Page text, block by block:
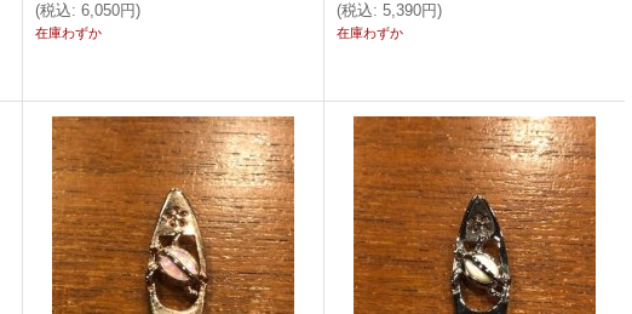
(税込: 6,050円)
在庫わずか
(税込: 5,390円)
在庫わずか